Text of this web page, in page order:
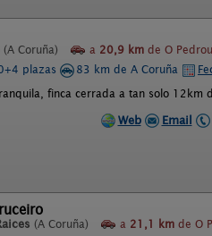
(A Coruña) a 20,9 km de O
plazas 83 km de A Coruña
finca cerrada a tan solo 12km
Web
Email
(A Coruña) a 21,1 km de O